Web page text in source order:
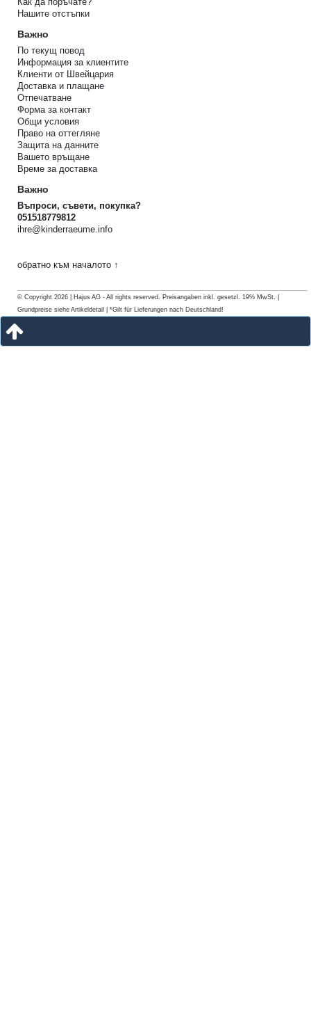
Нашите отстъпки
Важно
По текущ повод
Информация за клиентите
Клиенти от Швейцария
Доставка и плащане
Отпечатване
Форма за контакт
Общи условия
Право на оттегляне
Защита на данните
Вашето връщане
Време за доставка
Важно
Въпроси, съвети, покупка?
051518779812
ihre@kinderraeume.info
обратно към началото ↑
© Copyright 2026 | Hajus AG - All rights reserved. Preisangaben inkl. gesetzl. 19% MwSt. |
Grundpreise siehe Artikeldetail | *Gilt für Lieferungen nach Deutschland!